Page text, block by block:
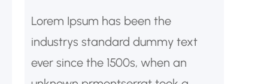
Lorem Ipsum has been the
industrys standard dummy text
ever since the 1500s, when an